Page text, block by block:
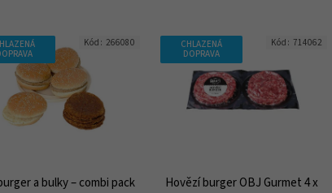
a bulky – combi pack
Kód: 266080
CHLAZENÁ
DOPRAVA
Hovězí burger OBJ Gurmet 4 x
Kód: 714062